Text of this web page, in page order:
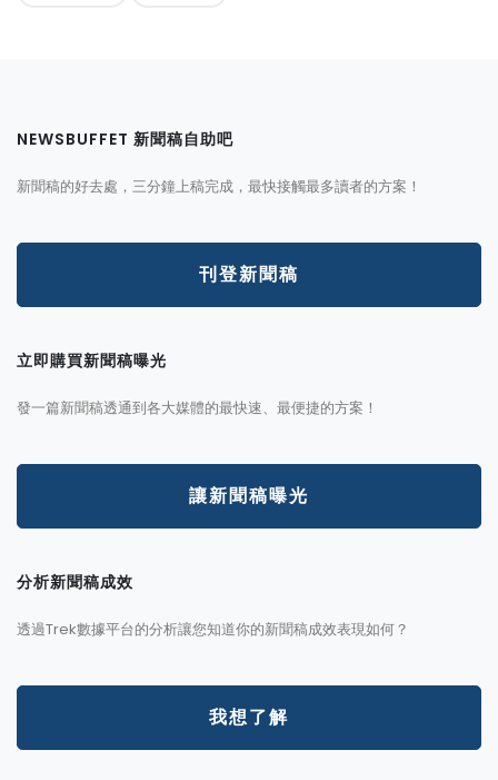
NEWSBUFFET 新聞稿自助吧
新聞稿的好去處，三分鐘上稿完成，最快接觸最多讀者的方案！
刊登新聞稿
立即購買新聞稿曝光
發一篇新聞稿透通到各大媒體的最快速、最便捷的方案！
讓新聞稿曝光
分析新聞稿成效
透過Trek數據平台的分析讓您知道你的新聞稿成效表現如何？
我想了解